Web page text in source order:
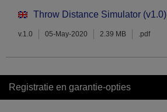
Throw Distance Simulator (v1.0)
v.1.0 05-May-2020 2.39 MB .pdf
Registratie en garantie-opties